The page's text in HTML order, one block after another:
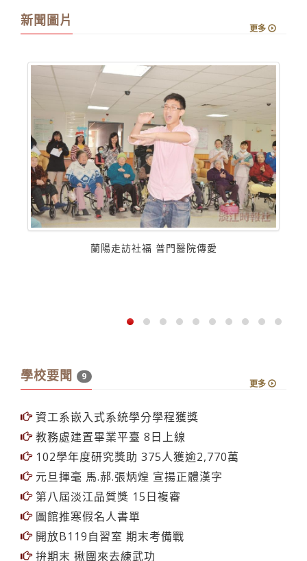
新聞圖片
更多
蘭陽走訪社福 普門醫院傳愛
學校要聞 9
更多
資工系嵌入式系統學分學程獲獎
教務處建置畢業平臺 8日上線
102學年度研究獎助 375人獲逾2,770萬
元旦揮毫 馬.郝.張炳煌 宣揚正體漢字
第八屆淡江品質獎 15日複審
圖館推寒假名人書單
開放B119自習室 期末考備戰
拚期末 揪團來去練武功